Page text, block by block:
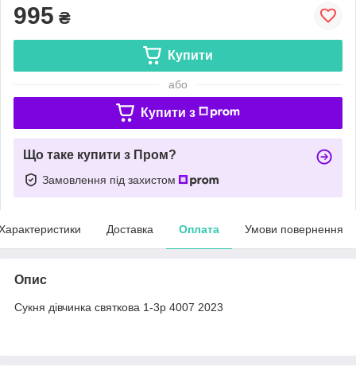
995 ₴
Купити
або
Купити з
Що таке купити з Пром?
Замовлення під захистом
Доставка Оплата Умови повернення
Опис
Сукня дівчинка святкова 1-3р 4007 2023